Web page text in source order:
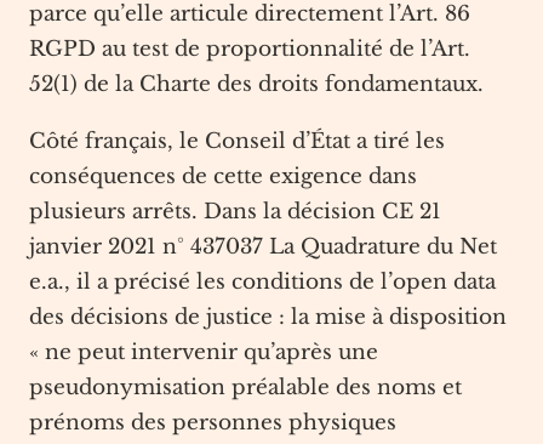
parce qu’elle articule directement l’Art. 86
RGPD au test de proportionnalité de l’Art.
52(1) de la Charte des droits fondamentaux.
Côté français, le Conseil d’État a tiré les
conséquences de cette exigence dans
plusieurs arrêts. Dans la décision CE 21
janvier 2021 n° 437037 La Quadrature du Net
e.a., il a précisé les conditions de l’open data
des décisions de justice : la mise à disposition
« ne peut intervenir qu’après une
pseudonymisation préalable des noms et
prénoms des personnes physiques